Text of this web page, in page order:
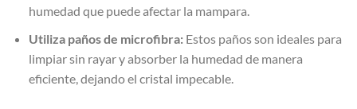
humedad que puede afectar la mampara.
Utiliza paños de microfibra:Estos paños son ideales para
limpiar sin rayar y absorber la humedad de manera
eficiente, dejando el cristal impecable.